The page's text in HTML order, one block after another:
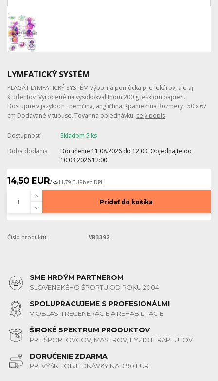
LYMFATICKÝ SYSTÉM
PLAGÁT LYMFATICKÝ SYSTÉM Výborná pomôcka pre lekárov, ale aj
študentov. Vyrobené na vysokokvalitnom 200 g lesklom papieri.
Dostupné v jazykoch : nemčina, angličtina, španielčina Rozmery : 50 x 67
cm Dodávané v tubuse. Tovar na objednávku. celý popis
Dostupnosť
Skladom 5 ks
Doba dodania
Doručenie 11.08.2026 do 12:00. Objednajte do
10.08.2026 12:00
14,50 EUR/ks11,79 EURbez DPH
Pridať do košíka
Číslo produktu: VR3392
SME HRDÝM PARTNEROM
SLOVENSKÉHO ŠPORTU OD ROKU 2004
SPOLUPRACUJEME S PROFESIONÁLMI
V OBLASTI REGENERÁCIE A REHABILITÁCIE
ŠIROKÉ SPEKTRUM PRODUKTOV
PRE ŠPORTOVCOV, MASÉROV, FYZIOTERAPEUTOV.
DORUČENIE ZDARMA
PRI VÝŠKE OBJEDNÁVKY NAD 90 EUR